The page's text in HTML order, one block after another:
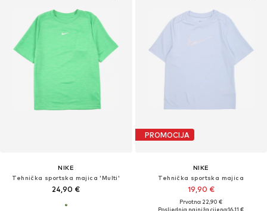
NIKE
Tehnička sportska majica 'Multi'
24,90 €
PROMOCIJA
NIKE
Tehnička sportska majica
19,90 €
Prvotno: 22,90 €